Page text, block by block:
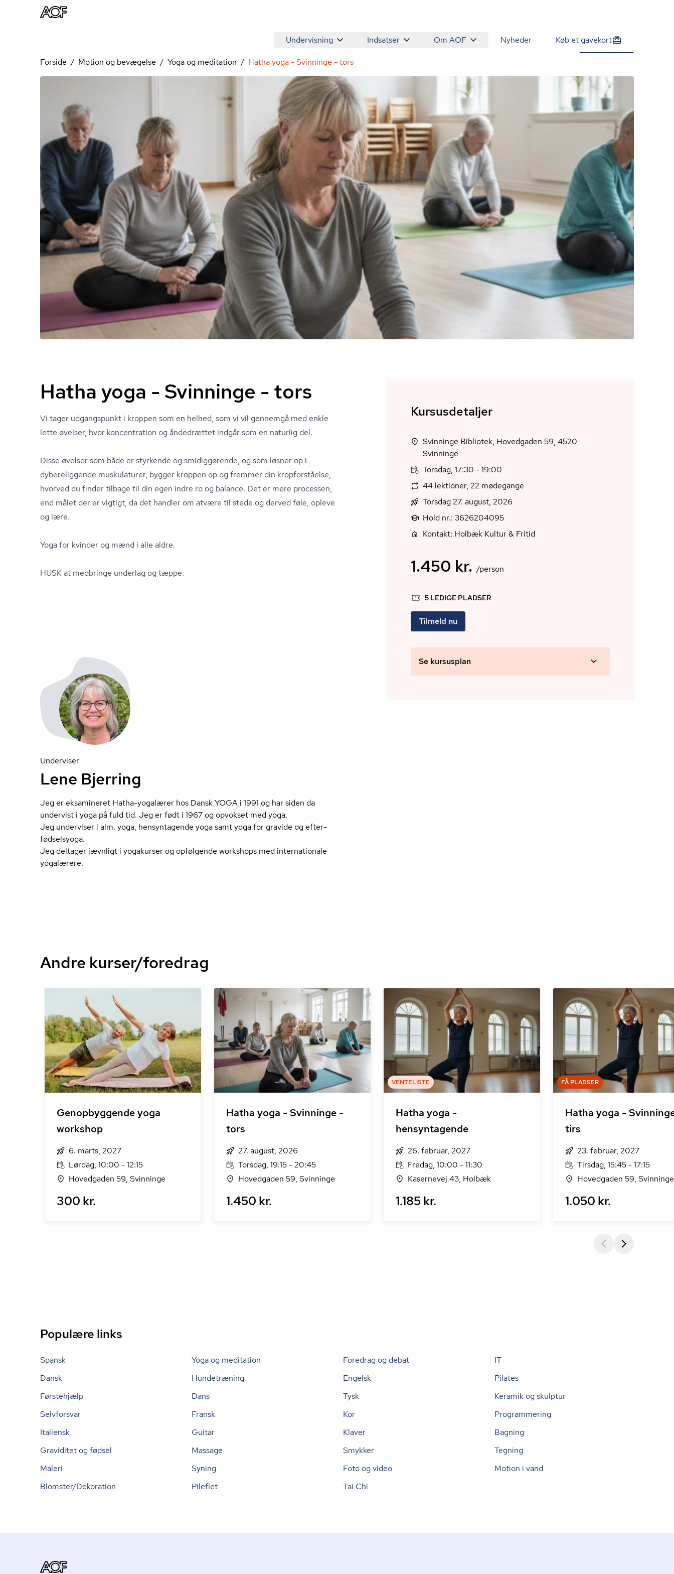
Undervisning Indsatser Om AOF Nyheder Køb et gavekort
Forside Motion og bevægelse Yoga og meditation Hatha yoga - Svinninge - tors
1.450 kr. /person Tilmeld nu
Hatha yoga - Svinninge - tors
Vi tager udgangspunkt i kroppen som en helhed, som vi vil gennemgå med enkle
lette øvelser, hvor koncentration og åndedrættet indgår som en naturlig del.
Disse øvelser som både er styrkende og smidiggørende, og som løsner op i
dybereliggende muskulaturer, bygger kroppen op og fremmer din kropforståelse,
hvorved du finder tilbage til din egen indre ro og balance. Det er mere processen,
end målet der er vigtigt, da det handler om atvære til stede og derved føle, opleve
og lære.
Yoga for kvinder og mænd i alle aldre.
HUSK at medbringe underlag og tæppe.
Kursusdetaljer
Svinninge Bibliotek, Hovedgaden 59, 4520
Svinninge
Torsdag, 17:30 - 19:00
44 lektioner, 22 mødegange
Torsdag 27. august, 2026
Hold nr.: 3626204095
Kontakt: Holbæk Kultur & Fritid
1.450 kr. /person
5 LEDIGE PLADSER
Tilmeld nu
Se kursusplan
Underviser
Lene Bjerring
Jeg er eksamineret Hatha-yogalærer hos Dansk YOGA i 1991 og har siden da
undervist i yoga på fuld tid. Jeg er født i 1967 og opvokset med yoga.
Jeg underviser i alm. yoga, hensyntagende yoga samt yoga for gravide og ef­ter­
fød­sel­sy­o­ga.
Jeg deltager jævnligt i yogakurser og opfølgende workshops med internationale
yogalærere.
Andre kurser/foredrag
Genopbyggende yoga
workshop
6. marts, 2027
Lørdag, 10:00 - 12:15
Hovedgaden 59, Svinninge
300 kr.
Hatha yoga - Svinninge -
tors
27. august, 2026
Torsdag, 19:15 - 20:45
Hovedgaden 59, Svinninge
1.450 kr.
VENTELISTE
Hatha yoga -
hensyntagende
26. februar, 2027
Fredag, 10:00 - 11:30
Kasernevej 43, Holbæk
1.185 kr.
FÅ PLADSER
Hatha yoga -
tirs
23. februar, 2027
Tirsdag, 15:45 - 17:15
Hovedgaden 59, Svinninge
1.050 kr.
Populære links
Spansk Yoga og meditation Foredrag og debat
IT
Dansk
Hundetræning Engelsk
Pilates
Førstehjælp
Dans Tysk
Keramik og skulptur
Selvforsvar
Fransk Kor
Programmering
Italiensk
Guitar Klaver
Bagning
Graviditet og fødsel
Massage Smykker
Tegning
Maleri
Syning Foto og video
Motion i vand
Blomster/Dekoration
Pileflet Tai Chi